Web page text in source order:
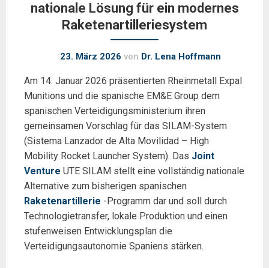
nationale Lösung für ein modernes
Raketenartilleriesystem
23. März 2026 von Dr. Lena Hoffmann
Am 14. Januar 2026 präsentierten Rheinmetall Expal
Munitions und die spanische EM&E Group dem
spanischen Verteidigungsministerium ihren
gemeinsamen Vorschlag für das SILAM-System
(Sistema Lanzador de Alta Movilidad – High
Mobility Rocket Launcher System). Das Joint
Venture UTE SILAM stellt eine vollständig nationale
Alternative zum bisherigen spanischen
Raketenartillerie -Programm dar und soll durch
Technologietransfer, lokale Produktion und einen
stufenweisen Entwicklungsplan die
Verteidigungsautonomie Spaniens stärken.